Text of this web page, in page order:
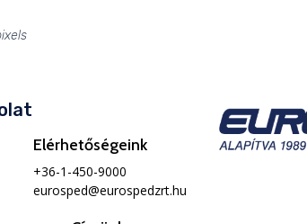
Elérhetőségeink
+36-1-450-9000
eurosped@eurospedzrt.hu